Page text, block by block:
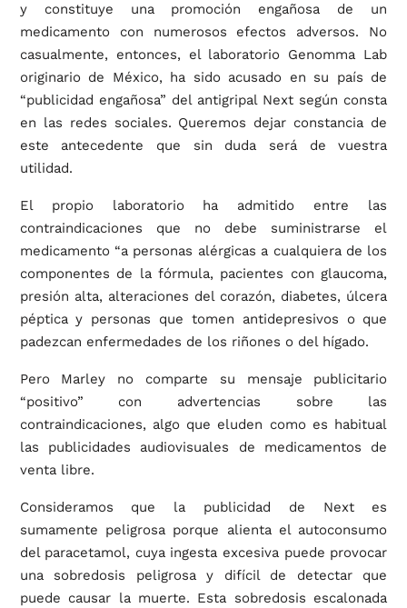
y constituye una promoción engañosa de un
medicamento con numerosos efectos adversos. No
casualmente, entonces, el laboratorio Genomma Lab
originario de México, ha sido acusado en su país de
“publicidad engañosa” del antigripal Next según consta
en las redes sociales. Queremos dejar constancia de
este antecedente que sin duda será de vuestra
utilidad.
El propio laboratorio ha admitido entre las
contraindicaciones que no debe suministrarse el
medicamento “a personas alérgicas a cualquiera de los
componentes de la fórmula, pacientes con glaucoma,
presión alta, alteraciones del corazón, diabetes, úlcera
péptica y personas que tomen antidepresivos o que
padezcan enfermedades de los riñones o del hígado.
Pero Marley no comparte su mensaje publicitario
“positivo” con advertencias sobre las
contraindicaciones, algo que eluden como es habitual
las publicidades audiovisuales de medicamentos de
venta libre.
Consideramos que la publicidad de Next es
sumamente peligrosa porque alienta el autoconsumo
del paracetamol, cuya ingesta excesiva puede provocar
una sobredosis peligrosa y difícil de detectar que
puede causar la muerte. Esta sobredosis escalonada